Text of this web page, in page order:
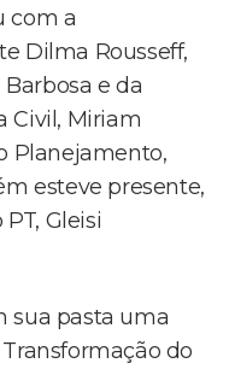
com a
Dilma Rousseff,
e da
Civil, Miriam
Planejamento,
esteve presente,
Gleisi
sua pasta uma
do